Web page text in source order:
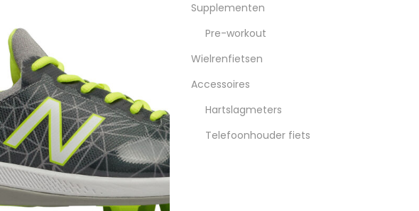
Supplementen
Pre-workout
Wielrenfietsen
Accessoires
Hartslagmeters
Telefoonhouder fiets